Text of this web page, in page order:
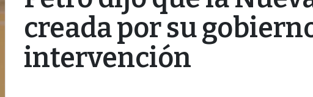
creada por su
intervención